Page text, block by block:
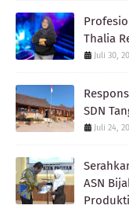
Thalia
Juli 30,
SDN
Juli 24,
ASN